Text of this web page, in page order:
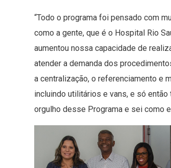
“Todo o programa foi pensado com
como a gente, que é o Hospital Rio
aumentou nossa capacidade de
atender a demanda dos
a centralização, o referenciamento e
incluindo utilitários e vans, e só
orgulho desse Programa e sei como